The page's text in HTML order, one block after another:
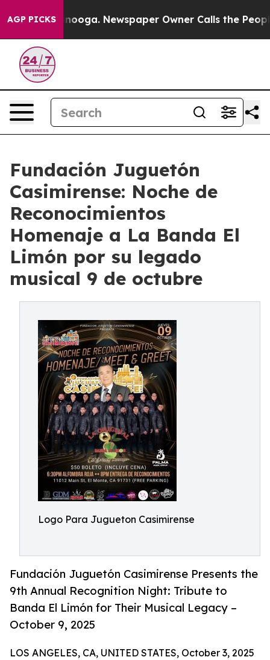
AGP PICKS Newspaper Owner Calls the People
Fundación Juguetón
Casimirense: Noche de
Reconocimientos
Homenaje a La Banda El
Limón por su legado
musical 9 de octubre
Logo Para Jugueton Casimirense
Fundación Juguetón Casimirense Presents the
9th Annual Recognition Night: Tribute to
Banda El Limón for Their Musical Legacy –
October 9, 2025
LOS ANGELES, CA, UNITED STATES, October 3, 2025